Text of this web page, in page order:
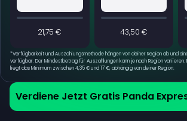
Verdiene Jetzt Gratis Panda
21,75 € 43,50 €
*Verfügbarkeit und Auszahlungsmethode hängen von deiner Region ab und
verfügbar. Der Mindestbetrag für Auszahlungen kann je nach Region
liegt das Minimum zwischen 4,35 € und 17 €, abhängig von deiner Region.